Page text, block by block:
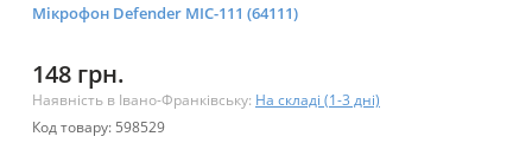
Мікрофон Defender MIC-111 (64111)
148 грн.
Наявність в Івано-Франківську: На складі (1-3 дні)
Код товару: 598529